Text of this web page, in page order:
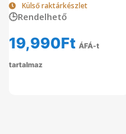
Külső raktárkészlet
🕒Rendelhető
19,990Ft ÁFÁ-t
tartalmaz